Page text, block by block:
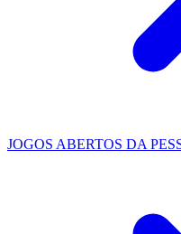
JOGOS ABERTOS DA